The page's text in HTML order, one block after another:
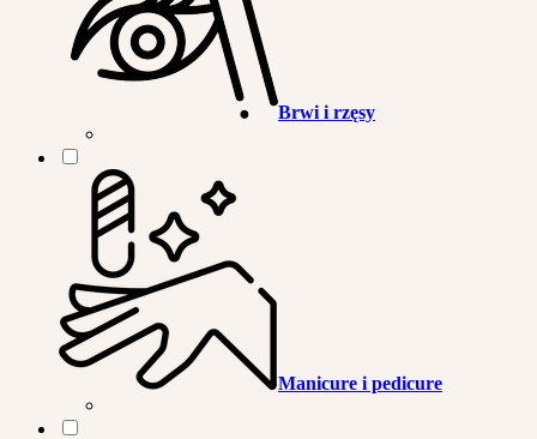
Brwi i rzęsy
Manicure i pedicure